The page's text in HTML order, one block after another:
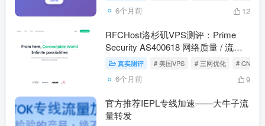
6个月前 12
RFCHost洛杉矶VPS测评：Prime
Security AS400618 网络质量 / 流媒
体解锁 / 三网回程路由（2026-01-
09）
真实测评 # 美国VPS # 三网优化 # CN2
6个月前 9
官方推荐IEPL专线加速——大牛子流
量转发